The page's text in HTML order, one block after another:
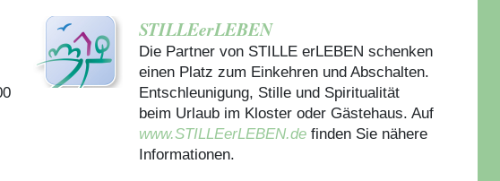
STILLEerLEBEN
Die Partner von STILLE erLEBEN schenken
einen Platz zum Einkehren und Abschalten.
Entschleunigung, Stille und Spiritualität
beim Urlaub im Kloster oder Gästehaus. Auf
www.STILLEerLEBEN.definden Sie nähere
Informationen.